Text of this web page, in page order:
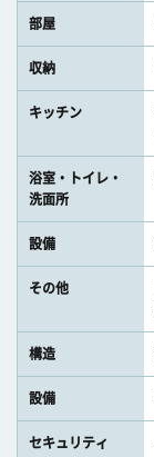
部屋
収納
キッチン
浴室・トイレ・
洗面所
設備
その他
構造
設備
セキュリティ